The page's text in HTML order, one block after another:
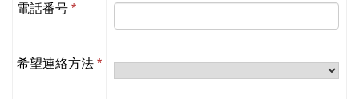
電話番号*
希望連絡方法*